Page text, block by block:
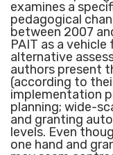
examines a
pedagogical
between 2007
PAIT as a
alternative
authors present
(according to
implementation
planning; wide-
and granting
levels. Even
one hand and